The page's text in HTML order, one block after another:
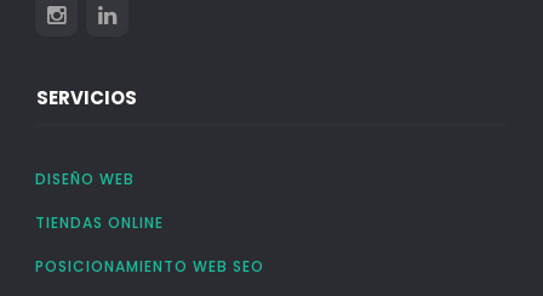
SERVICIOS
DISEÑO WEB
TIENDAS ONLINE
POSICIONAMIENTO WEB SEO